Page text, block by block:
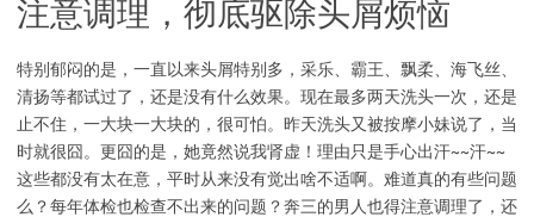
注意调理，彻底驱除头屑烦恼
特别郁闷的是，一直以来头屑特别多，采乐、霸王、飘柔、海飞丝、
清扬等都试过了，还是没有什么效果。现在最多两天洗头一次，还是
止不住，一大块一大块的，很可怕。昨天洗头又被按摩小妹说了，当
时就很囧。更囧的是，她竟然说我肾虚！理由只是手心出汗~~汗~~
这些都没有太在意，平时从来没有觉出啥不适啊。难道真的有些问题
么？每年体检也检查不出来的问题？奔三的男人也得注意调理了，还